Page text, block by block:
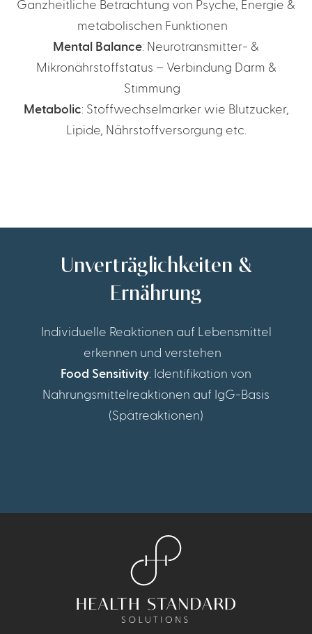
Ganzheitliche Betrachtung von Psyche, Energie &
metabolischen Funktionen
Mental Balance: Neurotransmitter- &
Mikronährstoffstatus – Verbindung Darm &
Stimmung
Metabolic: Stoffwechselmarker wie Blutzucker,
Lipide, Nährstoffversorgung etc.
Unverträglichkeiten &
Ernährung
Individuelle Reaktionen auf Lebensmittel
erkennen und verstehen
Food Sensitivity: Identifikation von
Nahrungsmittelreaktionen auf IgG-Basis
(Spätreaktionen)